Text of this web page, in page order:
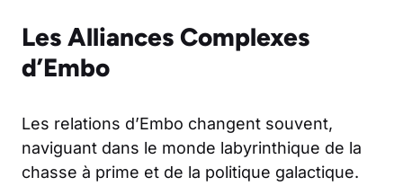
Les Alliances Complexes
d’Embo
Les relations d’Embo changent souvent,
naviguant dans le monde labyrinthique de la
chasse à prime et de la politique galactique.